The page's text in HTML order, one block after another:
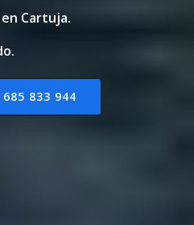
Cartuja.
685 833 944